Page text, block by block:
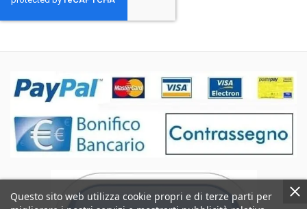
Questo sito web utilizza cookie propri e di terze parti per